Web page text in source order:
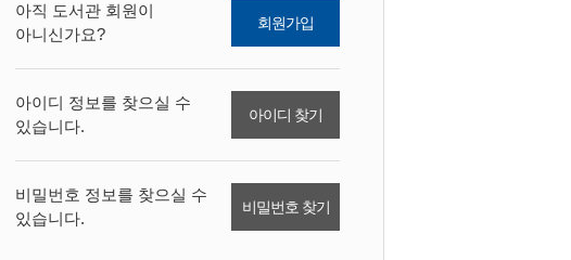
아직 도서관 회원이
아니신가요?
회원가입
아이디 정보를 찾으실 수
있습니다.
아이디 찾기
비밀번호 정보를 찾으실 수
있습니다.
비밀번호 찾기